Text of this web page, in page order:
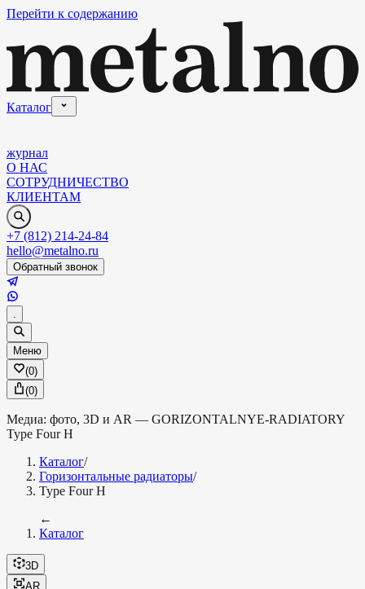
Перейти к содержанию
Каталог
журнал
О НАС
СОТРУДНИЧЕСТВО
КЛИЕНТАМ
+7 (812) 214-24-84
hello@metalno.ru
Обратный звонок
.
Меню
(0)
(0)
Медиа: фото, 3D и AR — GORIZONTALNYE-RADIATORY
Type Four H
Каталог/
Горизонтальные радиаторы/
Type Four H
←
Каталог
3D
AR